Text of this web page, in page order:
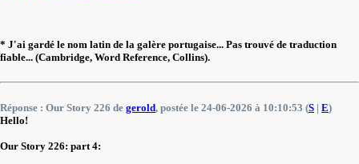
* J'ai gardé le nom latin de la galère portugaise... Pas trouvé de traduction
fiable... (Cambridge, Word Reference, Collins).
Réponse : Our Story 226 de gerold, postée le 24-06-2026 à 10:10:53 (S | E)
Hello!
Our Story 226: part 4: